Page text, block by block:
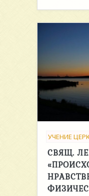
УЧЕНИЕ
СВЯЩ.